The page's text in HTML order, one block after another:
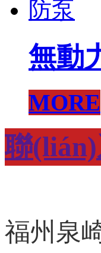
無動
MORE
聯
福州泉